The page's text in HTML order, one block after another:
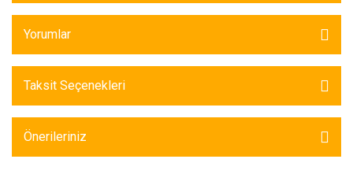
Yorumlar
Taksit Seçenekleri
Önerileriniz